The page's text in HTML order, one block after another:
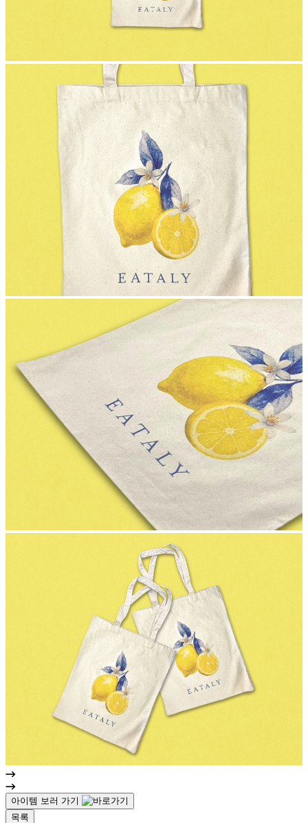
아이템 보러 가기
목록